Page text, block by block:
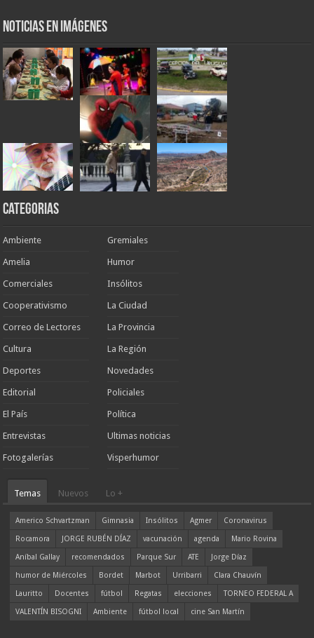
Noticias en Imágenes
Categorias
Ambiente
Amelia
Comerciales
Cooperativismo
Correo de Lectores
Cultura
Deportes
Editorial
El País
Entrevistas
Fotogalerías
Gremiales
Humor
Insólitos
La Ciudad
La Provincia
La Región
Novedades
Policiales
Política
Ultimas noticias
Visperhumor
Temas Nuevos Lo +
Americo Schvartzman Gimnasia Insólitos Agmer
Coronavirus
Rocamora
JORGE RUBÉN DÍAZ vacunación agenda
Mario Rovina
Aníbal Gallay
recomendados Parque Sur ATE
Jorge Díaz
humor de Miércoles
Bordet Marbot Urribarri
Clara Chauvín
Lauritto
Docentes fútbol Regatas elecciones
TORNEO FEDERAL A
VALENTÍN BISOGNI
Ambiente fútbol local cine San Martín